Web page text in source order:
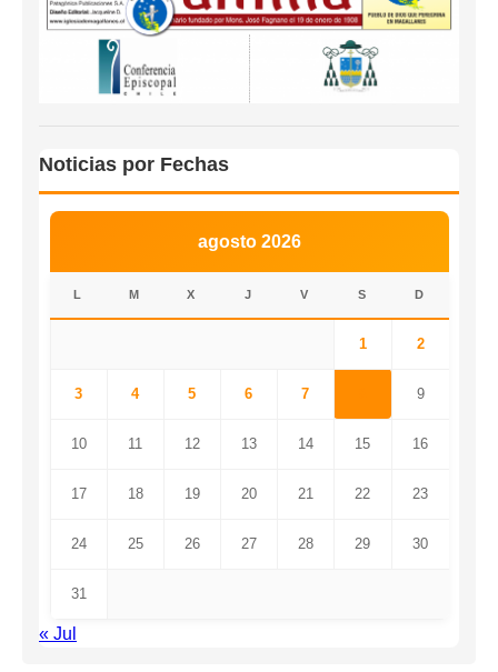
Noticias por Fechas
agosto 2026
L M X J V S D
1 2
3 4 5 6 7 9
10 11 12 13 14 15 16
17 18 19 20 21 22 23
24 25 26 27 28 29 30
31
« Jul